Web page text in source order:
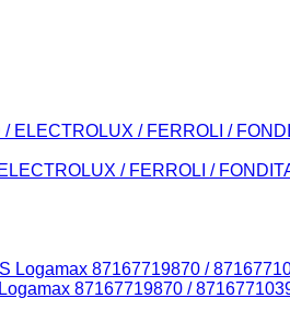
/ FERROLI /
87167719870 /